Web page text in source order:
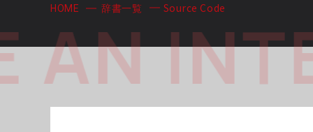
HOME 辞書一覧 Source Code